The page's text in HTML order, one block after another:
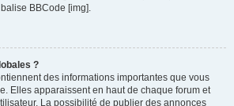
BBCode [img].
?
des informations importantes que vous
Elles apparaissent en haut de chaque forum et
La possibilité de publier des annonces